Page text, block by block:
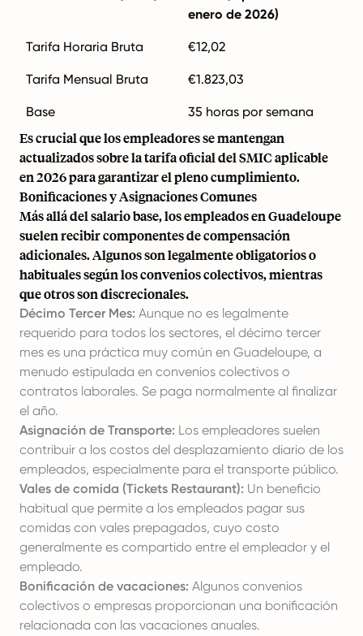
enero de 2026)
Tarifa Horaria Bruta €12,02
Tarifa Mensual Bruta €1.823,03
Base 35 horas por semana
Es crucial que los empleadores se mantengan
actualizados sobre la tarifa oficial del SMIC aplicable
en 2026 para garantizar el pleno cumplimiento.
Bonificaciones y Asignaciones Comunes
Más allá del salario base, los empleados en Guadeloupe
suelen recibir componentes de compensación
adicionales. Algunos son legalmente obligatorios o
habituales según los convenios colectivos, mientras
que otros son discrecionales.
Décimo Tercer Mes: Aunque no es legalmente
requerido para todos los sectores, el décimo tercer
mes es una práctica muy común en Guadeloupe, a
menudo estipulada en convenios colectivos o
contratos laborales. Se paga normalmente al finalizar
el año.
Asignación de Transporte: Los empleadores suelen
contribuir a los costos del desplazamiento diario de los
empleados, especialmente para el transporte público.
Vales de comida (Tickets Restaurant): Un beneficio
habitual que permite a los empleados pagar sus
comidas con vales prepagados, cuyo costo
generalmente es compartido entre el empleador y el
empleado.
Bonificación de vacaciones: Algunos convenios
colectivos o empresas proporcionan una bonificación
relacionada con las vacaciones anuales.